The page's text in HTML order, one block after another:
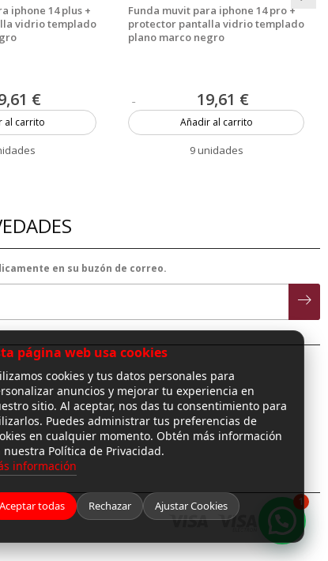
iphone 14 plus +
vidrio templado
€
al carrito
Funda muvit para iphone 14 pro +
protector pantalla vidrio templado
plano marco negro
19,61 €
Añadir al carrito
9 unidades
en su buzón de correo.
1
página web usa cookies
cookies y tus datos personales para
anuncios y mejorar tu experiencia en
sitio. Al aceptar, nos das tu consentimiento para
Puedes administrar tus preferencias de
en cualquier momento. Obtén más información
nuestra Política de Privacidad.
información
Aceptar todas Rechazar Ajustar Cookies